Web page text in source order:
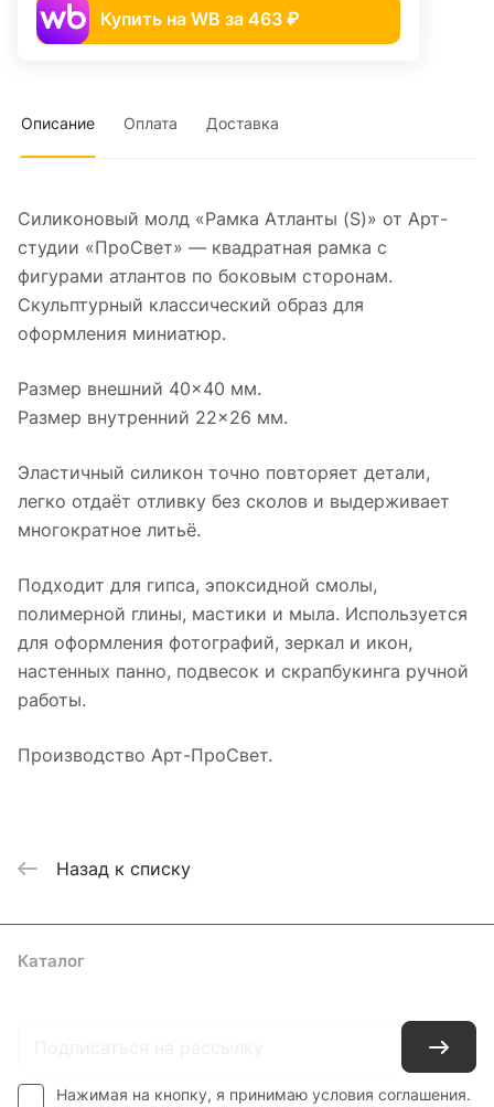
Купить на WB за 463 ₽
Описание Оплата Доставка
Силиконовый молд «Рамка Атланты (S)» от Арт-
студии «ПроСвет» — квадратная рамка с
фигурами атлантов по боковым сторонам.
Скульптурный классический образ для
оформления миниатюр.
Размер внешний 40×40 мм.
Размер внутренний 22×26 мм.
Эластичный силикон точно повторяет детали,
легко отдаёт отливку без сколов и выдерживает
многократное литьё.
Подходит для гипса, эпоксидной смолы,
полимерной глины, мастики и мыла. Используется
для оформления фотографий, зеркал и икон,
настенных панно, подвесок и скрапбукинга ручной
работы.
Производство Арт-ПроСвет.
Назад к списку
Каталог
Нажимая на кнопку, я принимаю условия соглашения.